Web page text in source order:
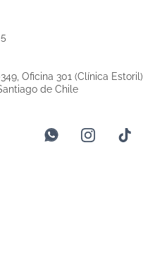
Oficina 301 (Clínica Estoril)
de Chile